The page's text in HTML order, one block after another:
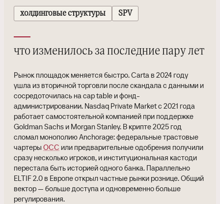
холдинговые структуры SPV
что изменилось за последние пару лет
Рынок площадок меняется быстро. Carta в 2024 году
ушла из вторичной торговли после скандала с данными и
сосредоточилась на cap table и фонд-
администрировании. Nasdaq Private Market с 2021 года
работает самостоятельной компанией при поддержке
Goldman Sachs и Morgan Stanley. В крипте 2025 год
сломал монополию Anchorage: федеральные трастовые
чартеры OCC или предварительные одобрения получили
сразу несколько игроков, и институциональная кастоди
перестала быть историей одного банка. Параллельно
ELTIF 2.0 в Европе открыл частные рынки рознице. Общий
вектор — больше доступа и одновременно больше
регулирования.